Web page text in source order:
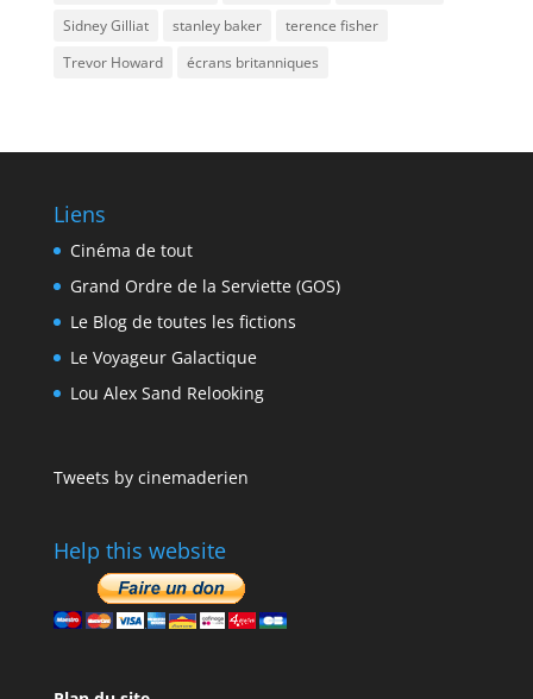
Sidney Gilliat
stanley baker
terence fisher
Trevor Howard
écrans britanniques
Liens
Cinéma de tout
Grand Ordre de la Serviette (GOS)
Le Blog de toutes les fictions
Le Voyageur Galactique
Lou Alex Sand Relooking
Tweets by cinemaderien
Help this website